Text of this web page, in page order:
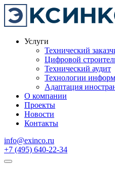
Услуги
Технический
Цифровой
Технический аудит
Технологии
Адаптация
О компании
Проекты
Новости
Контакты
info@exinco.ru
+7 (495) 640-22-34